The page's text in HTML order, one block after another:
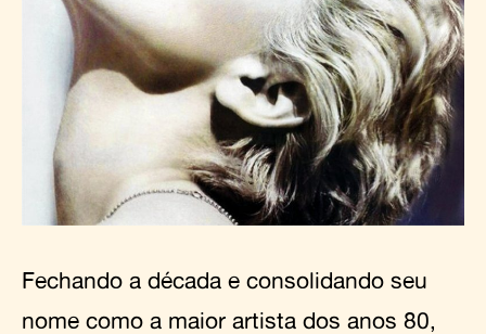
Fechando a década e consolidando seu
nome como a maior artista dos anos 80,